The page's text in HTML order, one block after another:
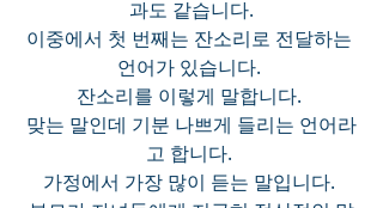
과도 같습니다.
이중에서 첫 번째는 잔소리로 전달하는
언어가 있습니다.
잔소리를 이렇게 말합니다.
맞는 말인데 기분 나쁘게 들리는 언어라
고 합니다.
가정에서 가장 많이 듣는 말입니다.